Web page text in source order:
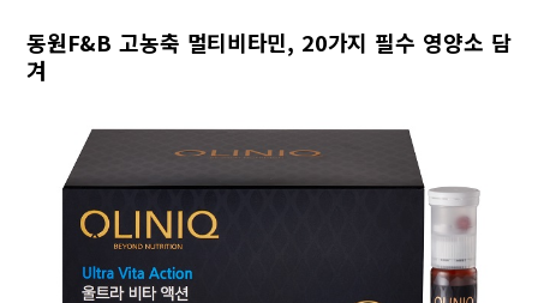
동원F&B 고농축 멀티비타민, 20가지 필수 영양소 담
겨